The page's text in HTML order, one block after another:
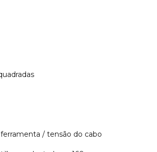
/ tensão do cabo